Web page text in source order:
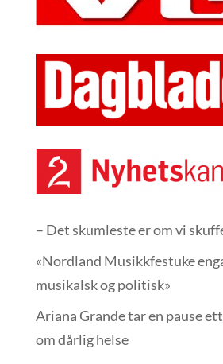
– Det skumleste er om vi
«Nordland Musikkfest­uke
musikalsk og politisk»
Ariana Grande tar en pause
om dårlig helse